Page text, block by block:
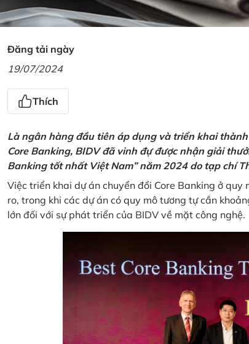
Đăng tải ngày
19/07/2024
Thích
Là ngân hàng đầu tiên áp dụng và triển khai
Core Banking, BIDV đã vinh đự được nhận giải
Banking tốt nhất Việt Nam” năm 2024 do tạp chí
Việc triển khai dự án chuyển đổi Core Banking ở
ro, trong khi các dự án có quy mô tương tự cần
lớn đối với sự phát triển của BIDV về mặt công nghệ.